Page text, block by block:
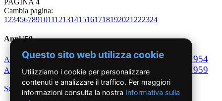
Cambia pagina:
1 23456789101112131415161718192021 222324
Anni '50
Anno1950Anno1951 Anno1952 Anno1953 1954
Anno 1955Anno1956 Anno1957Anno1958 1959
Scegli per decennio
Questo sito web utilizza cookie
Utilizziamo i cookie per personalizzare
contenuti e analizzare il traffico. Per maggiori
informazioni consulta la nostra Informativa sulla